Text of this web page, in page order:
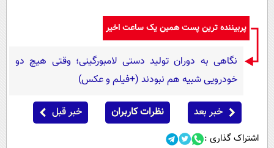
پربیننده ترین پست همین یک ساعت اخیر
نگاهی به دوران تولید دستی لامبورگینی؛ وقتی هیچ دو
خودرویی شبیه هم نبودند (+فیلم و عکس)
خبر بعد نظرات کاربران خبر قبل
اشتراک گذاری :